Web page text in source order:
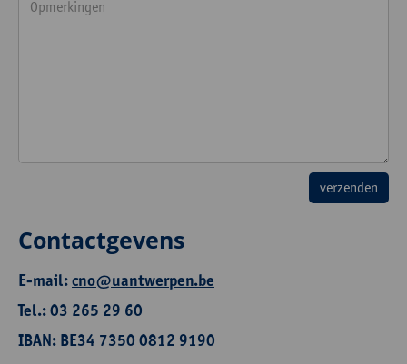
Contactgevens
E-mail:cno@uantwerpen.be
Tel.: 03 265 29 60
IBAN: BE34 7350 0812 9190